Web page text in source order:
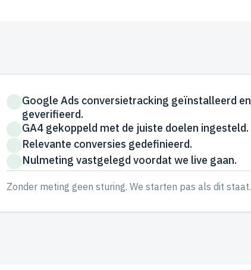
Google Ads conversietracking geïnstalleerd en
geverifieerd.
GA4 gekoppeld met de juiste doelen ingesteld.
Relevante conversies gedefinieerd.
Nulmeting vastgelegd voordat we live gaan.
Zonder meting geen sturing. We starten pas als dit staat.